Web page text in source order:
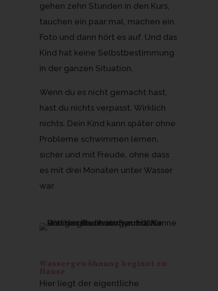
gehen zehn Stunden in den Kurs,
tauchen ein paar mal, machen ein
Foto und dann hört es auf. Und das
Kind hat keine Selbstbestimmung
in der ganzen Situation.
Wenn du es nicht gemacht hast,
hast du nichts verpasst. Wirklich
nichts. Dein Kind kann später ohne
Probleme schwimmen lernen,
sicher und mit Freude, ohne dass
es mit drei Monaten unter Wasser
war.
Wassergewöhnung beginnt zu
Hause
Hier liegt der eigentliche